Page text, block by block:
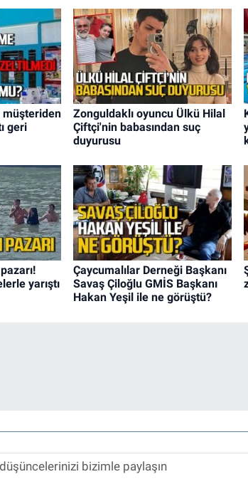
müşteriden
geri
Zonguldaklı oyuncu Ülkü Hilal
Çiftçi'nin babasından suç
duyurusu
yarıştı
Çaycumalılar Derneği Başkanı
Savaş Çiloğlu GMİS Başkanı
Hakan Yeşil ile ne görüştü?